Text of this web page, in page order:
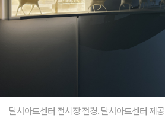
달서아트센터 전시장 전경. 달서아트센터 제공